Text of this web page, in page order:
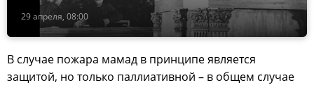
29 апреля, 08:00
В случае пожара мамад в принципе является
защитой, но только паллиативной – в общем случае